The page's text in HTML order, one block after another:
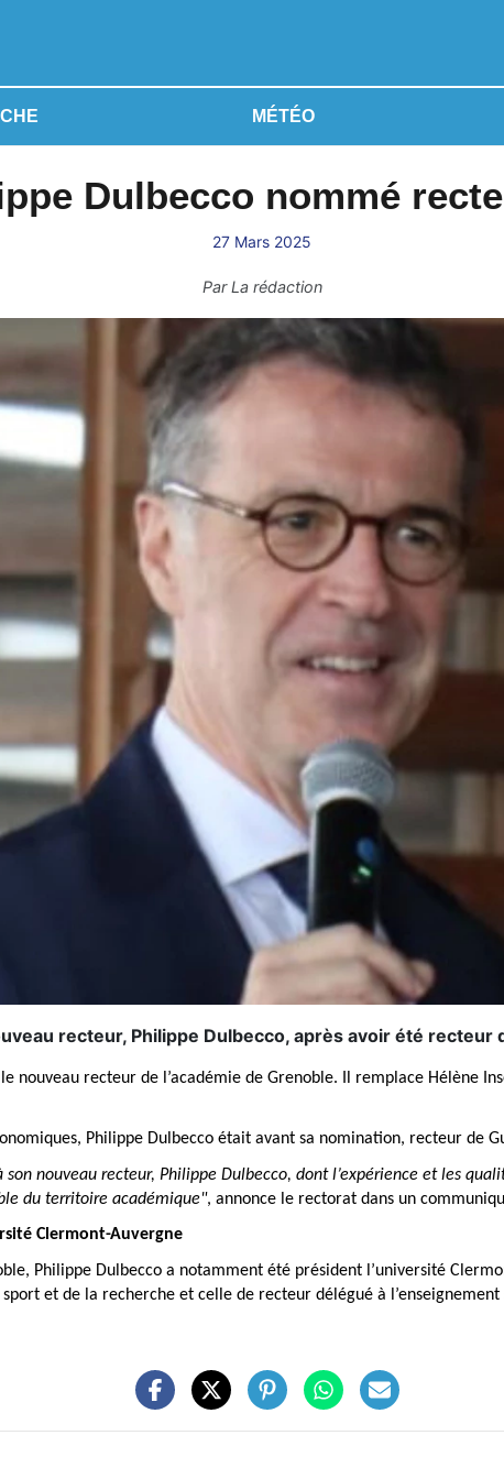
MÉTÉO
Dulbecco nommé
27 Mars 2025
ParLa rédaction
recteur, Philippe Dulbecco, après avoir été recteur
nouveau recteur de l’académie de Grenoble. Il remplace Hélène
Philippe Dulbecco était avant sa nomination, recteur de
nouveau recteur, Philippe Dulbecco, dont l’expérience et les
du territoire académique", annonce le rectorat dans un
Clermont-Auvergne
Philippe Dulbecco a notamment été président l’université
et de la recherche et celle de recteur délégué à